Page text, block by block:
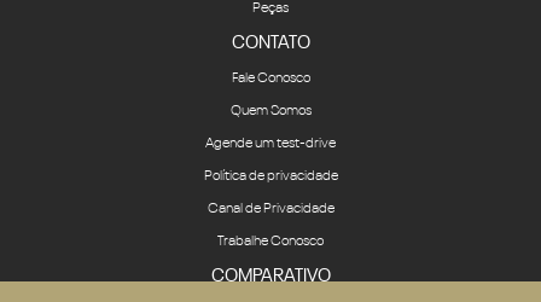
Peças
CONTATO
Fale Conosco
Quem Somos
Agende um test-drive
Política de privacidade
Canal de Privacidade
Trabalhe Conosco
COMPARATIVO